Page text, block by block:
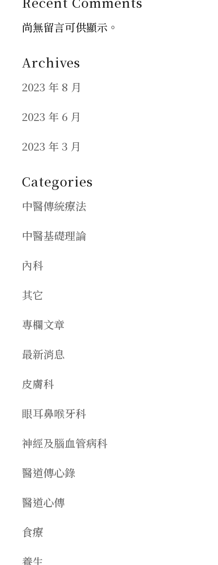
尚無留言可供顯示。
Archives
2023 年 8 月
2023 年 6 月
2023 年 3 月
Categories
中醫傳統療法
中醫基礎理論
內科
其它
專欄文章
最新消息
皮膚科
眼耳鼻喉牙科
神經及腦血管病科
醫道傳心錄
醫道心傳
食療
養生